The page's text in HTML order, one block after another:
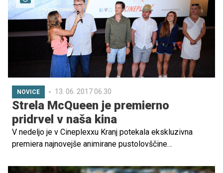
govorimo?
NOVICE 13. 06. 2017 06.30
Strela McQueen je premierno
pridrvel v naša kina
V nedeljo je v Cineplexxu Kranj potekala ekskluzivna
premiera najnovejše animirane pustolovščine
zgodaj popoldan na parkirišču pred kinom.